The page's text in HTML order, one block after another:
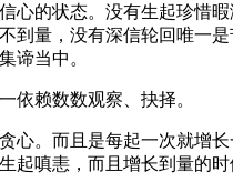
的状态。没有生起珍惜
量，没有深信轮回唯一
谛当中。
赖数数观察、抉择。
。而且是每起一次就增
嗔恚，而且增长到量的时